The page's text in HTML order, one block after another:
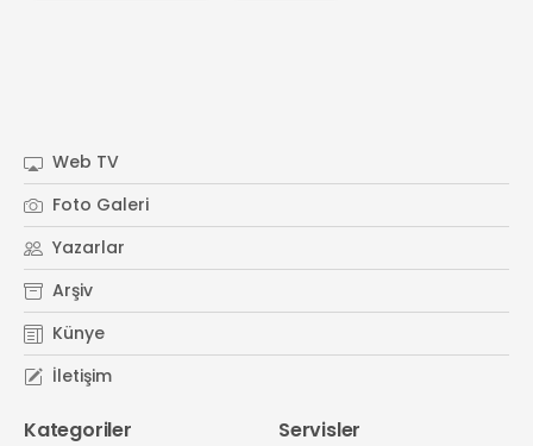
Web TV
Foto Galeri
Yazarlar
Arşiv
Künye
İletişim
Kategoriler Servisler